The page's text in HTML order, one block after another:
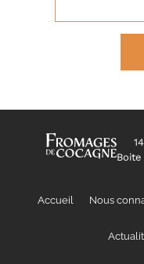
Boite
Accueil Nous